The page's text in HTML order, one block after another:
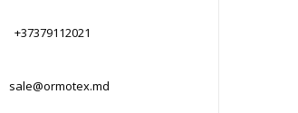
+37379112021
sale@ormotex.md